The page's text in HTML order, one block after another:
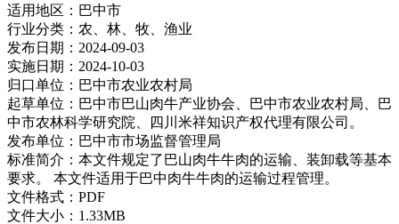
适用地区： 巴中市
行业分类： 农、林、牧、渔业
发布日期： 2024-09-03
实施日期： 2024-10-03
归口单位： 巴中市农业农村局
起草单位： 巴中市巴山肉牛产业协会、巴中市农业农村局、巴
中市农林科学研究院、四川米祥知识产权代理有限公司。
发布单位： 巴中市市场监督管理局
标准简介： 本文件规定了巴山肉牛牛肉的运输、装卸载等基本
要求。 本文件适用于巴中肉牛牛肉的运输过程管理。
文件格式： PDF
文件大小： 1.33MB